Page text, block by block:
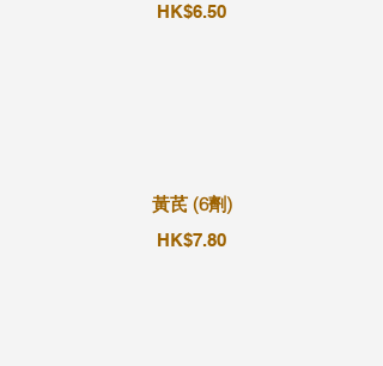
HK$6.50
黃芪 (6劑)
HK$7.80